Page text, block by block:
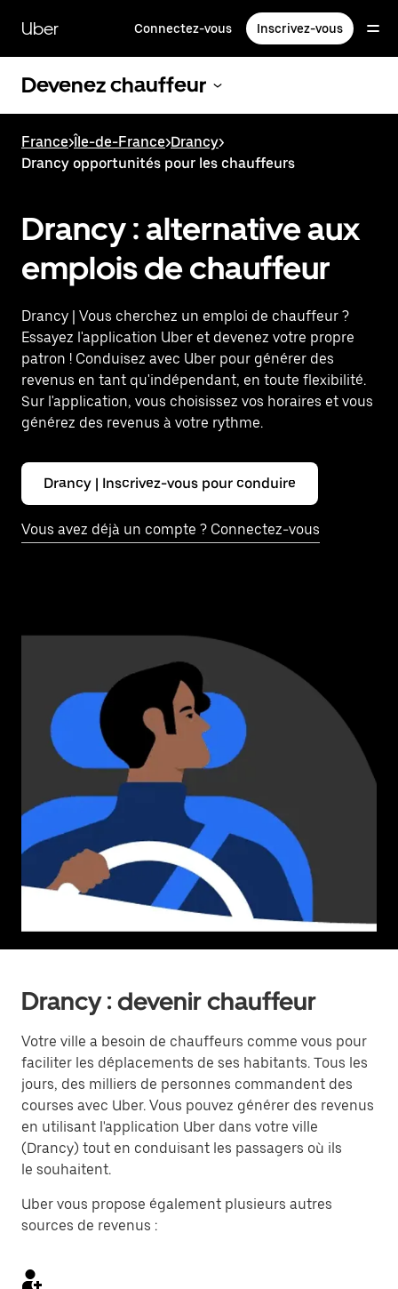
contenu
principal
Uber Connectez-vous Inscrivez-vous
Devenez chauffeur
France>Île-de-France>Drancy>
Drancy opportunités pour les chauffeurs
Drancy : alternative aux
emplois de chauffeur
Drancy | Vous cherchez un emploi de chauffeur ?
Essayez l'application Uber et devenez votre propre
patron ! Conduisez avec Uber pour générer des
revenus en tant qu'indépendant, en toute flexibilité.
Sur l'application, vous choisissez vos horaires et vous
générez des revenus à votre rythme.
Drancy | Inscrivez-vous pour conduire
Vous avez déjà un compte ? Connectez-vous
Drancy : devenir chauffeur
Votre ville a besoin de chauffeurs comme vous pour
faciliter les déplacements de ses habitants. Tous les
jours, des milliers de personnes commandent des
courses avec Uber. Vous pouvez générer des revenus
en utilisant l'application Uber dans votre ville
(Drancy) tout en conduisant les passagers où ils
le souhaitent.
Uber vous propose également plusieurs autres
sources de revenus :